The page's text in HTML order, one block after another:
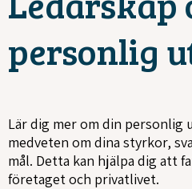
personlig
Lär dig mer om din personlig
medveten om dina styrkor,
mål. Detta kan hjälpa dig att
företaget och privatlivet.